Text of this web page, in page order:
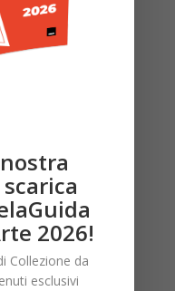
2026!
Collezione da
esclusivi